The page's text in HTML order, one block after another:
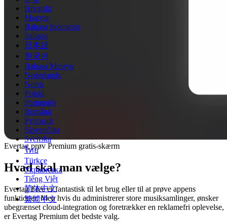
Hrvatski
Magyar
Bahasa Indonesia
Italiano
日本語
한국어
Bahasa Melayu
Nederlands
Norsk
Polski
Português
Română
Русский
Slovenčina
Svenska
ไทย
Türkçe
Українська
Tiếng Việt
简体中文
繁體中文
Evertag prøv Premium gratis-skærm
Hvad skal man vælge?
Evertag Free er fantastisk til let brug eller til at prøve appens
funktioner. Men hvis du administrerer store musiksamlinger, ønsker
ubegrænset cloud-integration og foretrækker en reklamefri oplevelse,
er Evertag Premium det bedste valg.